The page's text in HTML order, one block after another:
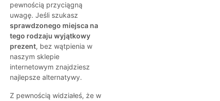
pewnością przyciągną
uwagę. Jeśli szukasz
sprawdzonego miejsca na
tego rodzaju wyjątkowy
prezent, bez wątpienia w
naszym sklepie
internetowym znajdziesz
najlepsze alternatywy.
Z pewnością widziałeś, że w